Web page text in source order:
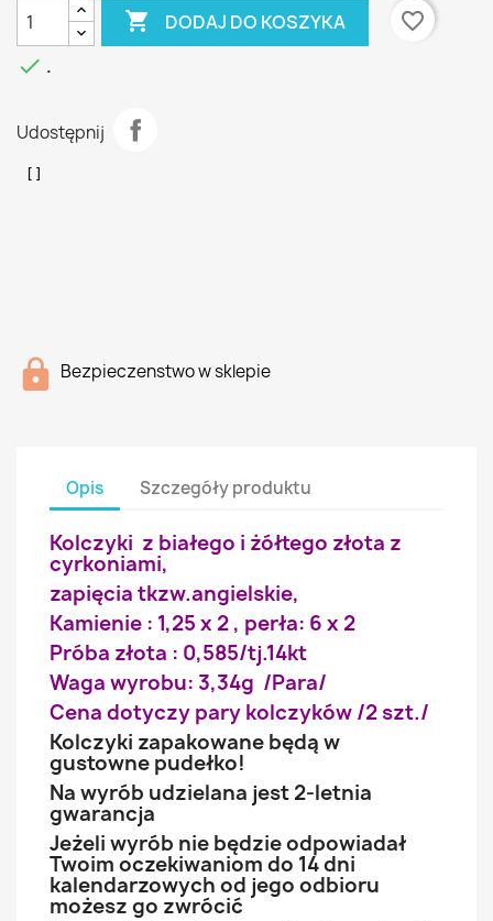
 DODAJ DO KOSZYKA
favorite_border
 .
Udostępnij
Bezpieczenstwo w sklepie
Opis Szczegóły produktu
Kolczyki z białego i żółtego złota z
cyrkoniami,
zapięcia tkzw.angielskie,
Kamienie : 1,25 x 2 , perła: 6 x 2
Próba złota : 0,585/tj.14kt
Waga wyrobu: 3,34g /Para/
Cena dotyczy pary kolczyków /2 szt./
Kolczyki zapakowane będą w
gustowne pudełko!
Na wyrób udzielana jest 2-letnia
gwarancja
Jeżeli wyrób nie będzie odpowiadał
Twoim oczekiwaniom do 14 dni
kalendarzowych od jego odbioru
możesz go zwrócić